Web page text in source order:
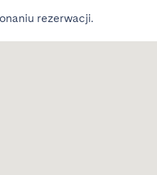
rezerwacji.